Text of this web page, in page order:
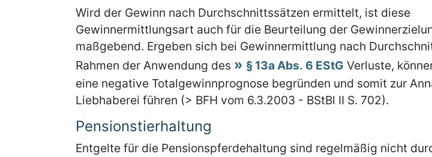
Wird der Gewinn nach Durchschnittssätzen ermittelt, ist diese
Gewinnermittlungsart auch für die Beurteilung der
maßgebend. Ergeben sich bei Gewinnermittlung nach
Rahmen der Anwendung des
§ 13a Abs. 6 EStG Verluste,
eine negative Totalgewinnprognose begründen und somit zur
Liebhaberei führen (> BFH vom 6.3.2003 - BStBl II S. 702).
Pensionstierhaltung
Entgelte für die Pensionspferdehaltung sind regelmäßig nicht